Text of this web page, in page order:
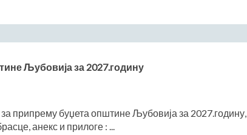
Љубовија за 2027.годину
припрему буџета општине Љубовија за 2027.годину,
анекс и прилоге : ...